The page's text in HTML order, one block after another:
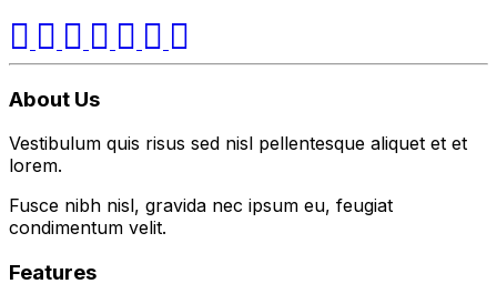
About Us
Vestibulum quis risus sed nisl pellentesque aliquet et et
lorem.
Fusce nibh nisl, gravida nec ipsum eu, feugiat
condimentum velit.
Features